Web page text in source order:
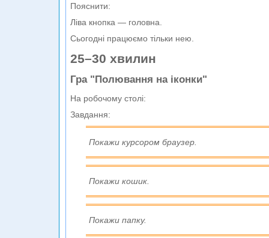
Пояснити:
Ліва кнопка — головна.
Сьогодні працюємо тільки нею.
25–30 хвилин
Гра "Полювання на іконки"
На робочому столі:
Завдання:
Покажи курсором браузер.
Покажи кошик.
Покажи папку.